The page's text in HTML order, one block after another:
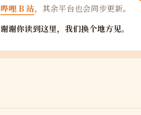
哔哩 B 站，其余平台也会同步更新。
谢谢你读到这里，我们换个地方见。